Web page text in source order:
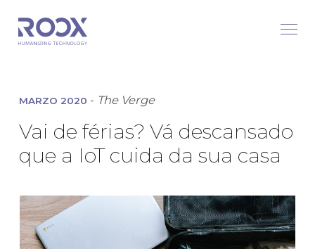
MARZO 2020 - The Verge
Vai de férias? Vá descansado
que a IoT cuida da sua casa